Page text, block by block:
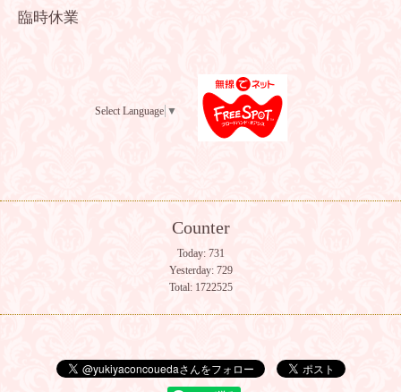
臨時休業
Select Language ▼
Counter
Today: 731
Yesterday: 729
Total: 1722525